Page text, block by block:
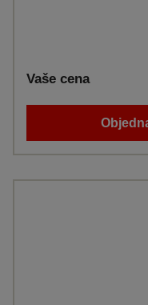
Vaše cena